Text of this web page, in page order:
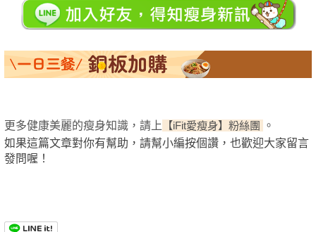
更多健康美麗的瘦身知識，請上 【iFit愛瘦身】粉絲團
。
如果這篇文章對你有幫助，請幫小編按個讚，也歡迎大家留言
發問喔！